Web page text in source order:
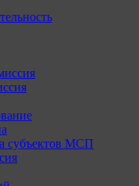
субъектов МСП